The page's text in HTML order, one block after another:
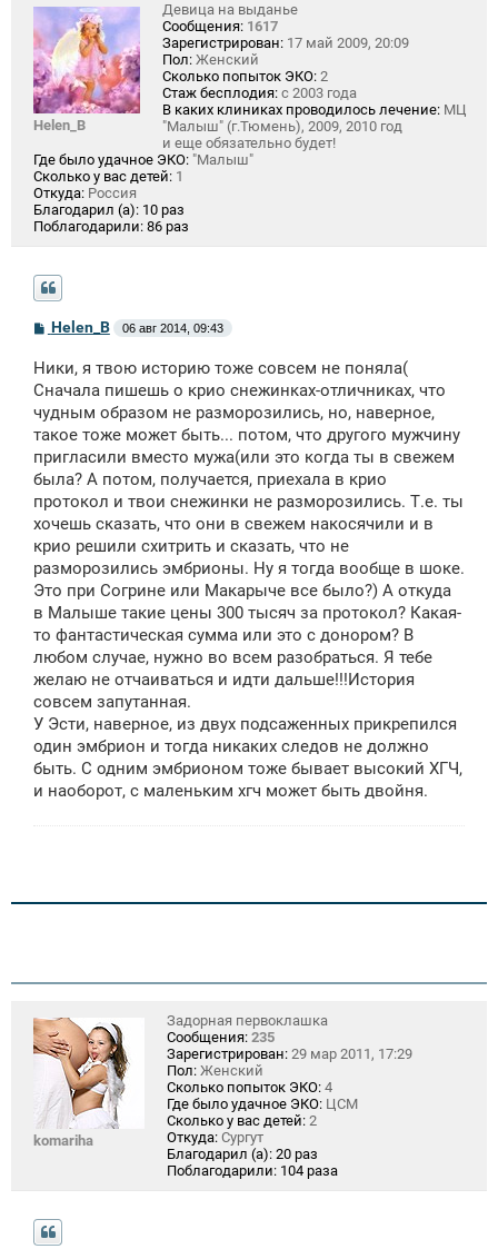
Helen_B
Девица на выданье
Сообщения: 1617
Зарегистрирован: 17 май 2009, 20:09
Пол: Женский
Сколько попыток ЭКО: 2
Стаж бесплодия: с 2003 года
В каких клиниках проводилось лечение: МЦ
"Малыш" (г.Тюмень), 2009, 2010 год
и еще обязательно будет!
Где было удачное ЭКО: "Малыш"
Сколько у вас детей: 1
Откуда: Россия
Благодарил (а): 10 раз
Поблагодарили: 86 раз
С
б
щ
н
и
Helen_B 06 авг 2014, 09:43
Ники, я твою историю тоже совсем не поняла(
Сначала пишешь о крио снежинках-отличниках, что
чудным образом не разморозились, но, наверное,
такое тоже может быть... потом, что другого мужчину
пригласили вместо мужа(или это когда ты в свежем
была? А потом, получается, приехала в крио
протокол и твои снежинки не разморозились. Т.е. ты
хочешь сказать, что они в свежем накосячили и в
крио решили схитрить и сказать, что не
разморозились эмбрионы. Ну я тогда вообще в шоке.
Это при Согрине или Макарыче все было?) А откуда
в Малыше такие цены 300 тысяч за протокол? Какая-
то фантастическая сумма или это с донором? В
любом случае, нужно во всем разобраться. Я тебе
желаю не отчаиваться и идти дальше!!!История
совсем запутанная.
У Эсти, наверное, из двух подсаженных прикрепился
один эмбрион и тогда никаких следов не должно
быть. С одним эмбрионом тоже бывает высокий ХГЧ,
и наоборот, с маленьким хгч может быть двойня.
komariha
Задорная первоклашка
Сообщения: 235
Зарегистрирован: 29 мар 2011, 17:29
Пол: Женский
Сколько попыток ЭКО: 4
Где было удачное ЭКО: ЦСМ
Сколько у вас детей: 2
Откуда: Сургут
Благодарил (а): 20 раз
Поблагодарили: 104 раза